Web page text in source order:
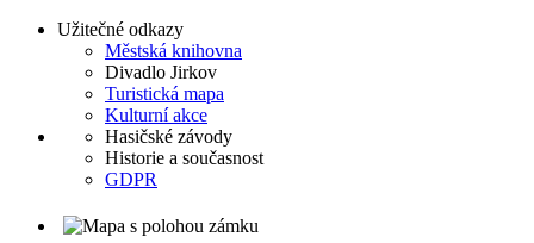
Užitečné odkazy
Městská knihovna
Divadlo Jirkov
Turistická mapa
Kulturní akce
Hasičské závody
Historie a současnost
GDPR